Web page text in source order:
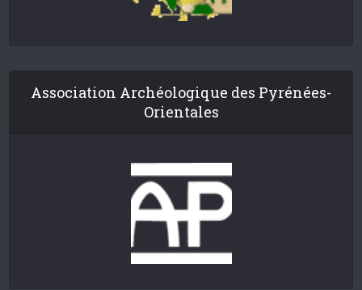
Association Archéologique des Pyrénées-
Orientales